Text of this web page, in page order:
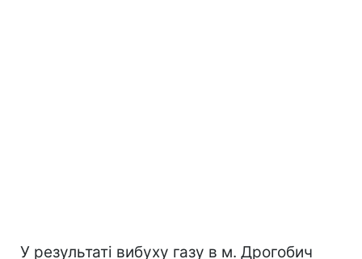
У результаті вибуху газу в м. Дрогобич